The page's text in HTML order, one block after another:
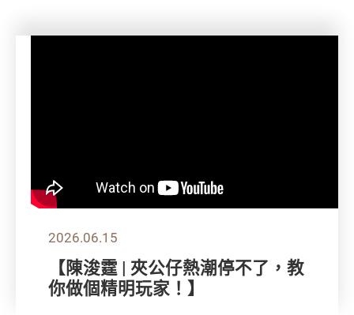
2026.06.15
【陳浚霆 | 夾公仔熱潮停不了，教
你做個精明玩家！】